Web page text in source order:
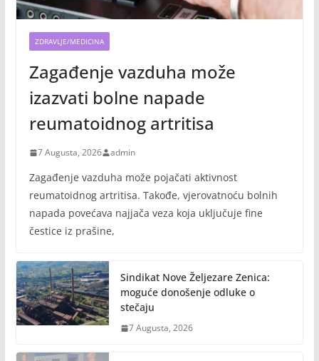
ZDRAVLJE/MEDICINA
Zagađenje vazduha može
izazvati bolne napade
reumatoidnog artritisa
7 Augusta, 2026 admin
Zagađenje vazduha može pojačati aktivnost
reumatoidnog artritisa. Takođe, vjerovatnoću bolnih
napada povećava najjača veza koja uključuje fine
čestice iz prašine,
Sindikat Nove Željezare Zenica:
moguće donošenje odluke o
stečaju
7 Augusta, 2026